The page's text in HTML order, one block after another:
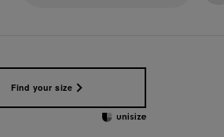
Find your size